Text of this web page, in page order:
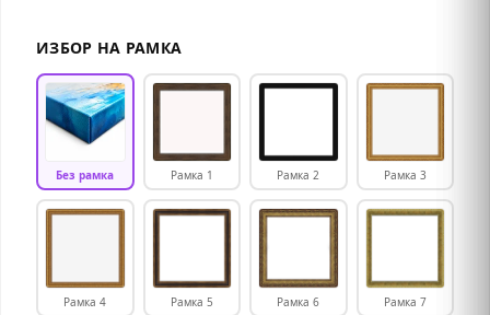
ИЗБОР НА РАМКА
Без рамка Рамка 1 Рамка 2 Рамка 3
Рамка 4 Рамка 5 Рамка 6 Рамка 7